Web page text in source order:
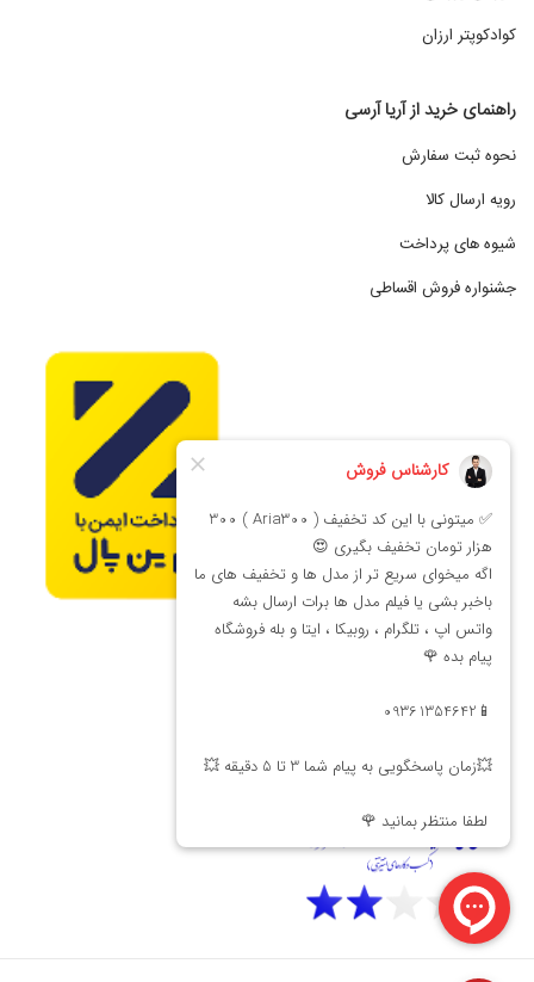
استفاده خشن مقاومت کنند. جنس بدنه ماشین کنترلی معمولاً از
سبک ساخته می‌شوند. پلاستیک به دلیل وزن سبک، مناسب
برای افزایش سرعت و کنترل بهتر هستند. همچنین، پلاستیک
باشد. بدنه‌های پلاستیکی معمولاً هزینه کمتری دارند و به راحتی
قابل تعمیر یا تعویض هستند.
مدل‌های با کاربری سنگین‌تر استفاده می‌شوند. فلز دوام و
مقاومت بالاتری در برابر ضربه دارد، اما وزن آن بیشتر است که
ممکن است بر سرعت و عملکرد ماشین تأثیر بگذارد. ماشین‌ های
با بدنه فلزی معمولاً گران‌تر هستند و برای کاربردهای خاص، مانند
نوع ماشین:
نوع ماشین کنترلی مورد نظر خود را در نظر بگیرید، مانند ماشین
کوادکوپتر ارزان
راهنمای خرید از آریا آرسی
نحوه ثبت سفارش
رویه ارسال کالا
شیوه های پرداخت
جشنواره فروش اقساطی